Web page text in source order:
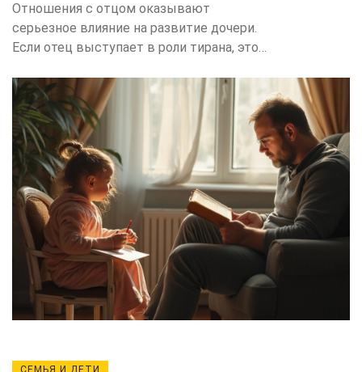
Отношения с отцом оказывают
серьезное влияние на развитие дочери.
Если отец выступает в роли тирана, это
эмоционального и психического
благополучия девочки. В статье
рассматриваются разные аспекты
такого взаимодействия, включая
влияние на самооценку и восприятие
мира. Особое внимание уделяется
способам смягчения негативных
последствий и укреплению здоровых
взаимоотношений. Своевременное
распознавание и решение этих проблем
могут помочь избежать тяжёлых
последствий в будущем.
СЕМЬЯ И ДЕТИ